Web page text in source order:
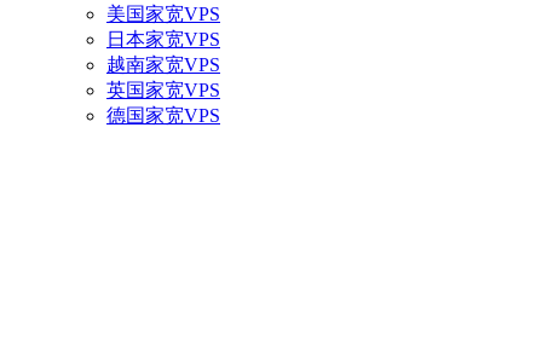
美国家宽VPS
日本家宽VPS
越南家宽VPS
英国家宽VPS
德国家宽VPS